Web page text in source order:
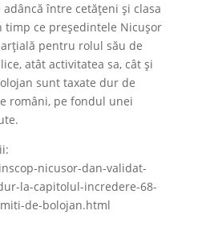
între cetățeni și clasa
timp ce președintele Nicușor
pentru rolul său de
atât activitatea sa, cât și
sunt taxate dur de
români, pe fondul unei
nicusor-dan-validat-
la-capitolul-incredere-68-
de-bolojan.html